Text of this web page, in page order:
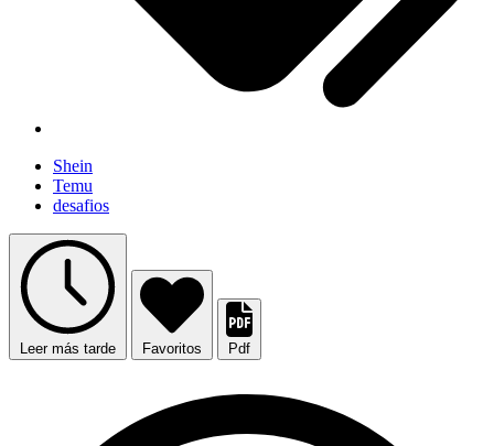
Shein
Temu
desafios
Leer más tarde Favoritos Pdf